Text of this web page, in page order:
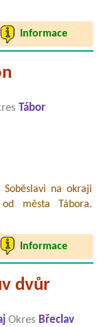
Informace
Tábor
na okraji
města Tábora.
Informace
dvůr
Okres Břeclav